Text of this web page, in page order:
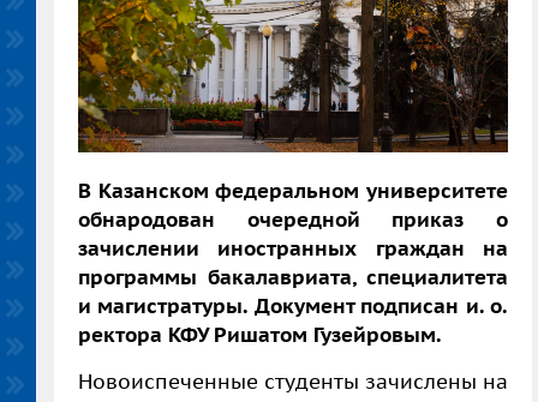
В Казанском федеральном университете
обнародован очередной приказ о
зачислении иностранных граждан на
программы бакалавриата, специалитета
и магистратуры. Документ подписан и. о.
ректора КФУ Ришатом Гузейровым.
Новоиспеченные студенты зачислены на